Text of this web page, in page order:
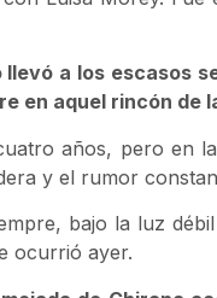
a los escasos
en aquel rincón de
años, pero en
y el rumor
bajo la luz
ocurrió ayer.